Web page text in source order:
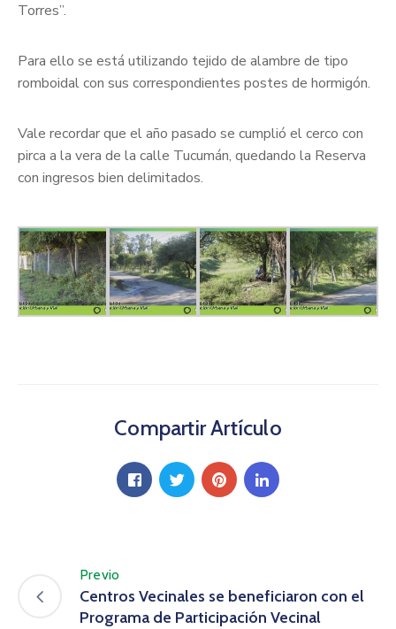
Torres”.
Para ello se está utilizando tejido de alambre de tipo
romboidal con sus correspondientes postes de hormigón.
Vale recordar que el año pasado se cumplió el cerco con
pirca a la vera de la calle Tucumán, quedando la Reserva
con ingresos bien delimitados.
Compartir Artículo
Previo
Centros Vecinales se beneficiaron con el
Programa de Participación Vecinal